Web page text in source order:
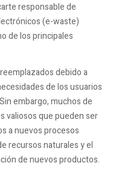
responsable de
(e-waste)
de los principales
debido a
de los usuarios
embargo, muchos de
valiosos que pueden ser
a nuevos procesos
recursos naturales y el
de nuevos productos.